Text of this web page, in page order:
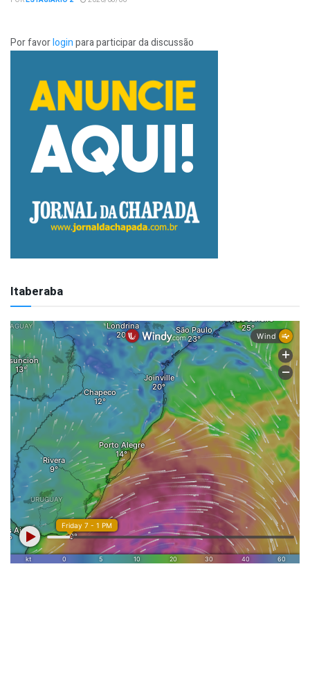
Por favorloginpara participar da discussão
Itaberaba